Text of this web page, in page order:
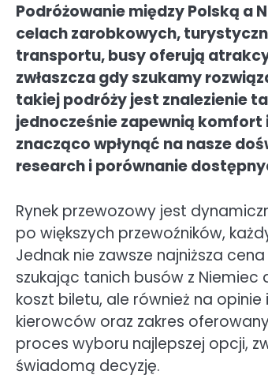
Podróżowanie między Polską a
celach zarobkowych,
transportu, busy oferują
zwłaszcza gdy szukamy
takiej podróży jest znalezienie
jednocześnie zapewnią
znacząco wpłynąć na nasze
research i porównanie
Rynek przewozowy jest
po większych przewoźników,
Jednak nie zawsze najniższa
szukając tanich busów z Niemiec
koszt biletu, ale również na
kierowców oraz zakres
proces wyboru najlepszej opcji,
świadomą decyzję.